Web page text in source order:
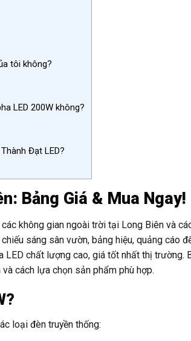
tôi không?
LED 200W không?
Đạt LED?
Bảng Giá & Mua Ngay!
không gian ngoài trời tại Long Biên và
sáng sân vườn, bảng hiệu, quảng cáo
chất lượng cao, giá tốt nhất thị trường.
cách lựa chọn sản phẩm phù hợp.
loại đèn truyền thống: